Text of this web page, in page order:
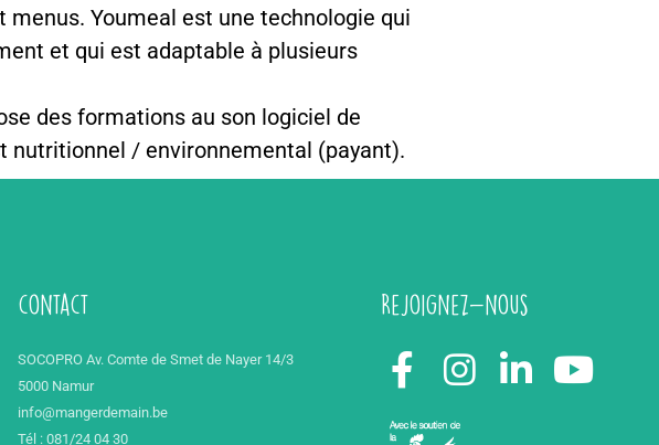
menus. Youmeal est une technologie qui
et qui est adaptable à plusieurs
des formations au son logiciel de
nutritionnel / environnemental (payant).
contact
SOCOPRO Av. Comte de Smet de Nayer 14/3
5000 Namur
info@mangerdemain.be
Tél : 081/24 04 30
Rejoignez-nous